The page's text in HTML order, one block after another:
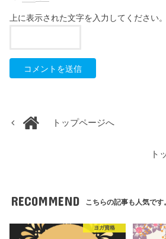
上に表示された文字を入力してください。
トップページへ
ト
RECOMMEND こちらの記事も人気です
ヨガ資格